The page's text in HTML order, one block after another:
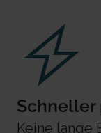
Keine lange